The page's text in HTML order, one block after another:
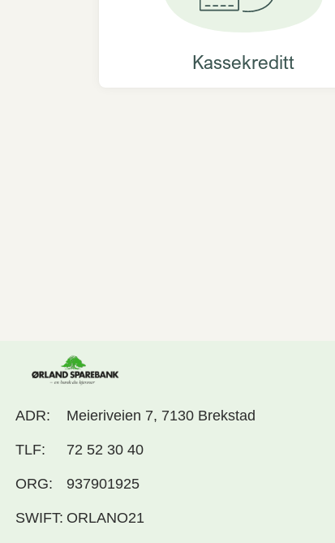
Kassekreditt
ADR: Meieriveien 7, 7130 Brekstad
TLF: 72 52 30 40
ORG: 937901925
SWIFT: ORLANO21